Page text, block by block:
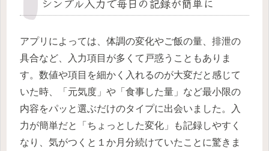
アプリによっては、体調の変化やご飯の量、排泄の
具合など、入力項目が多くて戸惑うこともありま
す。数値や項目を細かく入れるのが大変だと感じて
いた時、「元気度」や「食事した量」など最小限の
内容をパッと選ぶだけのタイプに出会いました。入
力が簡単だと「ちょっとした変化」も記録しやすく
なり、気がつくと１か月分続けていたことに驚きま